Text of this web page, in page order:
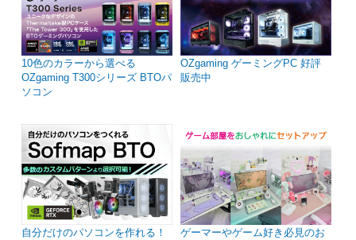
10色のカラーから選べる
OZgaming T300シリーズ BTOパ
ソコン
OZgaming ゲーミングPC 好評
販売中
自分だけのパソコンを作れる！
ゲーマーやゲーム好き必見のお